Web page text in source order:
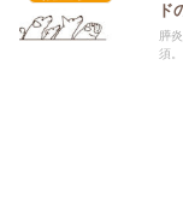
ド
膵
須